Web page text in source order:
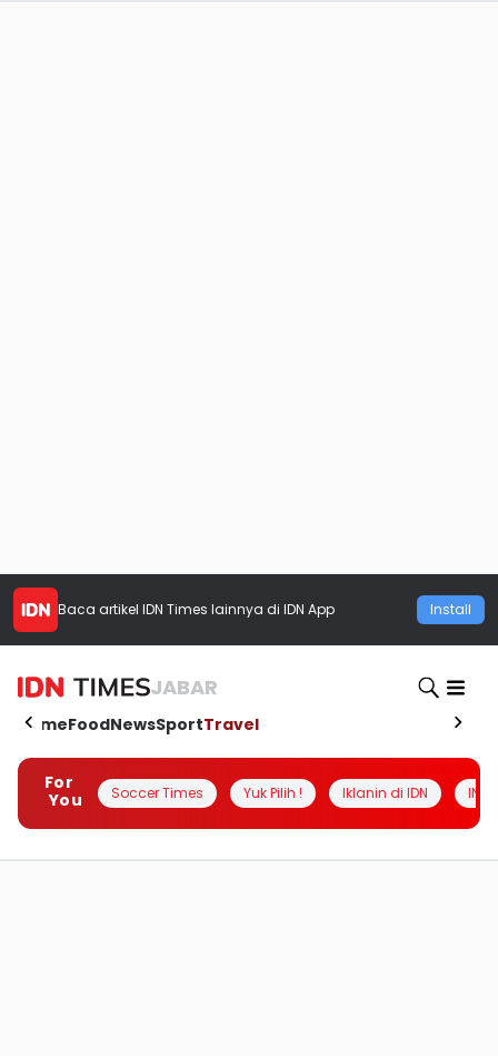
Baca artikel IDN Times lainnya di IDN App Install
JABAR
HomeFoodNewsSportTravel
For
You
Soccer Times Yuk Pilih ! Iklanin di IDN